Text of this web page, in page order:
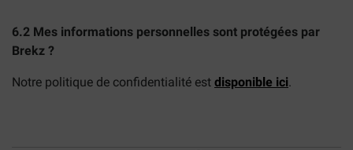
6.2 Mes informations personnelles sont protégées par
Brekz ?
Notre politique de confidentialité est disponible ici.